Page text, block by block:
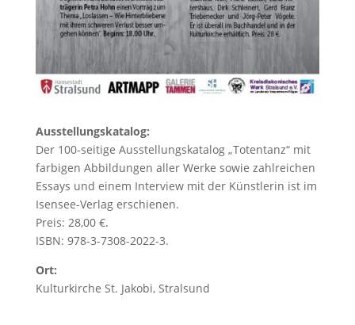
Ausstellungskatalog:
Der 100-seitige Ausstellungskatalog „Totentanz“ mit
farbigen Abbildungen aller Werke sowie zahlreichen
Essays und einem Interview mit der Künstlerin ist im
Isensee-Verlag erschienen.
Preis: 28,00 €.
ISBN: 978-3-7308-2022-3.
Ort:
Kulturkirche St. Jakobi, Stralsund